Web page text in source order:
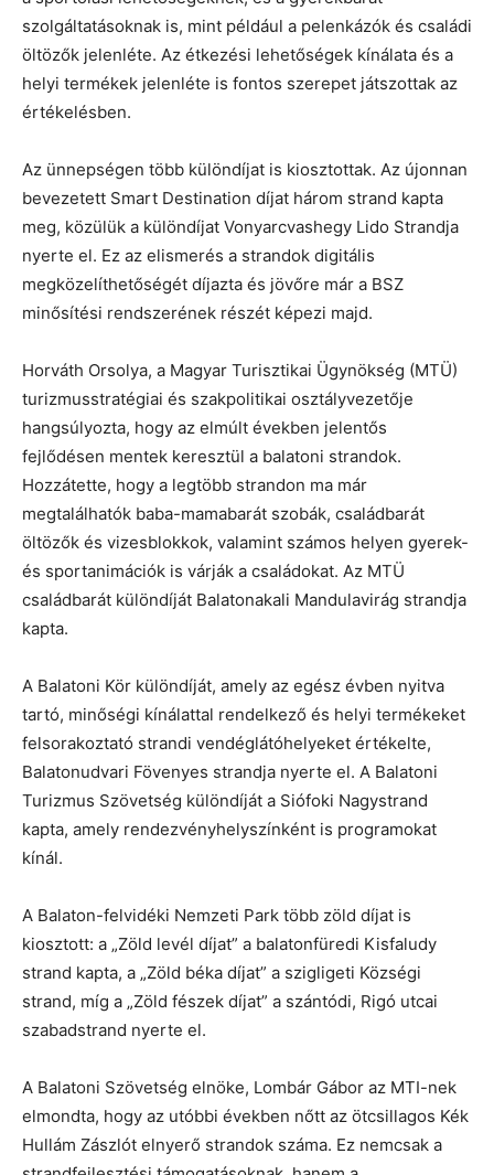
szolgáltatásoknak is, mint például a pelenkázók és családi
öltözők jelenléte. Az étkezési lehetőségek kínálata és a
helyi termékek jelenléte is fontos szerepet játszottak az
értékelésben.
Az ünnepségen több különdíjat is kiosztottak. Az újonnan
bevezetett Smart Destination díjat három strand kapta
meg, közülük a különdíjat Vonyarcvashegy Lido Strandja
nyerte el. Ez az elismerés a strandok digitális
megközelíthetőségét díjazta és jövőre már a BSZ
minősítési rendszerének részét képezi majd.
Horváth Orsolya, a Magyar Turisztikai Ügynökség (MTÜ)
turizmusstratégiai és szakpolitikai osztályvezetője
hangsúlyozta, hogy az elmúlt években jelentős
fejlődésen mentek keresztül a balatoni strandok.
Hozzátette, hogy a legtöbb strandon ma már
megtalálhatók baba-mamabarát szobák, családbarát
öltözők és vizesblokkok, valamint számos helyen gyerek-
és sportanimációk is várják a családokat. Az MTÜ
családbarát különdíját Balatonakali Mandulavirág strandja
kapta.
A Balatoni Kör különdíját, amely az egész évben nyitva
tartó, minőségi kínálattal rendelkező és helyi termékeket
felsorakoztató strandi vendéglátóhelyeket értékelte,
Balatonudvari Fövenyes strandja nyerte el. A Balatoni
Turizmus Szövetség különdíját a Siófoki Nagystrand
kapta, amely rendezvényhelyszínként is programokat
kínál.
A Balaton-felvidéki Nemzeti Park több zöld díjat is
kiosztott: a „Zöld levél díjat” a balatonfüredi Kisfaludy
strand kapta, a „Zöld béka díjat” a szigligeti Községi
strand, míg a „Zöld fészek díjat” a szántódi, Rigó utcai
szabadstrand nyerte el.
A Balatoni Szövetség elnöke, Lombár Gábor az MTI-nek
elmondta, hogy az utóbbi években nőtt az ötcsillagos Kék
Hullám Zászlót elnyerő strandok száma. Ez nemcsak a